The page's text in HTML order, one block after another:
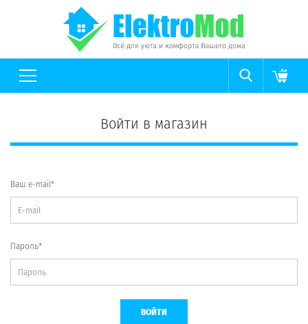
Войти в магазин
Ваш e-mail*
Пароль*